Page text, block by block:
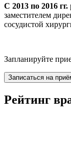
С 2013 по 2016 гг.
заместителем
сосудистой
Запланируйте
Записаться на
Рейтинг